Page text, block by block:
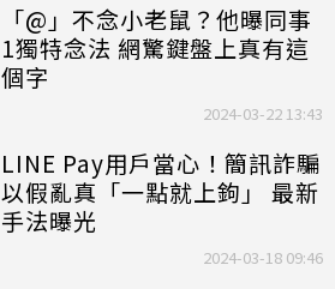
「@」不念小老鼠？他曝同事
1獨特念法 網驚鍵盤上真有這
個字
2024-03-22 13:43
LINE Pay用戶當心！簡訊詐騙
以假亂真「一點就上鉤」 最新
手法曝光
2024-03-18 09:46